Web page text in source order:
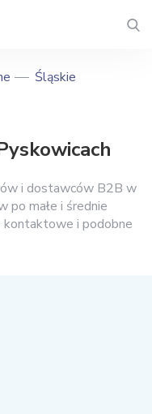
Śląskie
i dostawców B2B w
po małe i średnie
kontaktowe i podobne